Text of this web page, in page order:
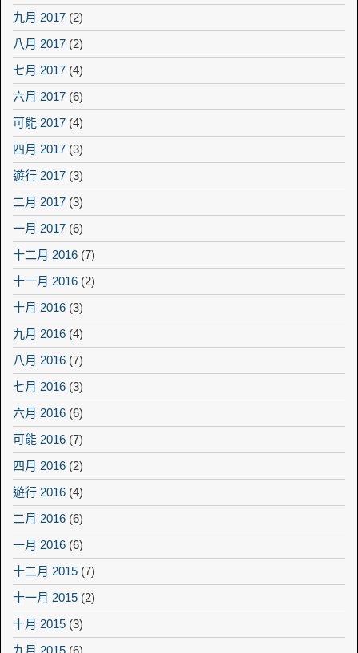
九月 2017 (2)
八月 2017 (2)
七月 2017 (4)
六月 2017 (6)
可能 2017 (4)
四月 2017 (3)
遊行 2017 (3)
二月 2017 (3)
一月 2017 (6)
十二月 2016 (7)
十一月 2016 (2)
十月 2016 (3)
九月 2016 (4)
八月 2016 (7)
七月 2016 (3)
六月 2016 (6)
可能 2016 (7)
四月 2016 (2)
遊行 2016 (4)
二月 2016 (6)
一月 2016 (6)
十二月 2015 (7)
十一月 2015 (2)
十月 2015 (3)
九月 2015 (6)